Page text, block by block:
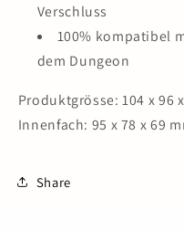
Verschluss
100% kompatibel
dem Dungeon
Produktgrösse: 104 x 96
Innenfach: 95 x 78 x 69
Share